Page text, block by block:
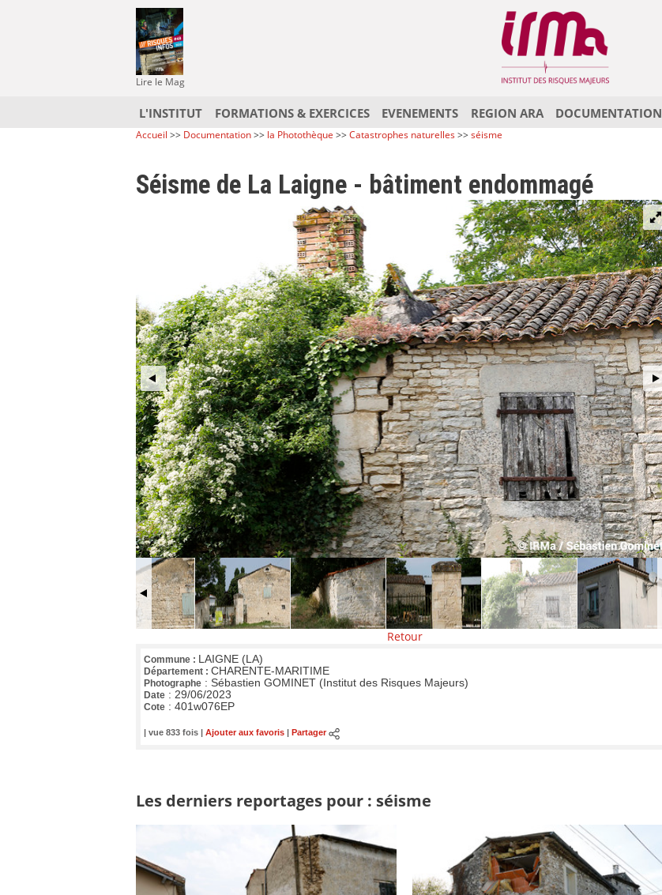
Lire le Mag
L'INSTITUT FORMATIONS & EXERCICES EVENEMENTS REGION ARA DOCUMENTATION
Accueil >> Documentation>> la Photothèque >>Catastrophes naturelles>>séisme
Séisme de La Laigne - bâtiment endommagé
Retour
Commune : LAIGNE (LA)
Département : CHARENTE-MARITIME
Photographe : Sébastien GOMINET (Institut des Risques Majeurs)
Date : 29/06/2023
Cote : 401w076EP
| vue 833 fois | Ajouter aux favoris Partager
Les derniers reportages pour : séisme